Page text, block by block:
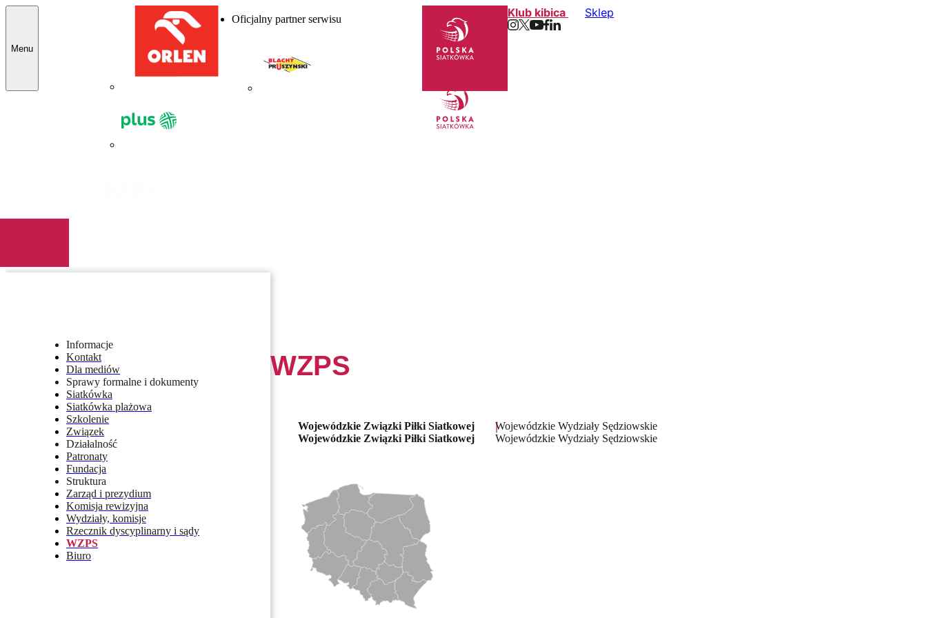
Menu
Oficjalny partner serwisu Klub kibica Sklep
Informacje
Kontakt
Dla mediów
Sprawy formalne i dokumenty
Siatkówka
Siatkówka plażowa
Szkolenie
Związek
Działalność
Patronaty
Fundacja
Struktura
Zarząd i prezydium
Komisja rewizyjna
Wydziały, komisje
Rzecznik dyscyplinarny i sądy
WZPS
Biuro
WZPS
Wojewódzkie Związki Piłki Siatkowej
Wojewódzkie Związki Piłki Siatkowej
Wojewódzkie Wydziały Sędziowskie
Wojewódzkie Wydziały Sędziowskie